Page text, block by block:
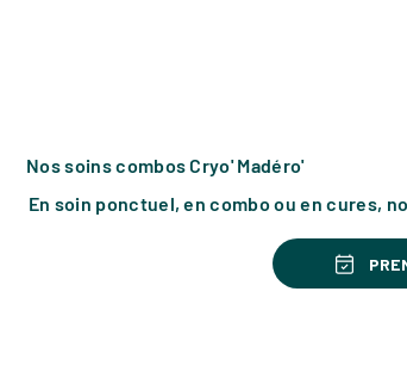
Nos soins combos Cryo' Madéro'
En soin ponctuel, en combo ou en cures,